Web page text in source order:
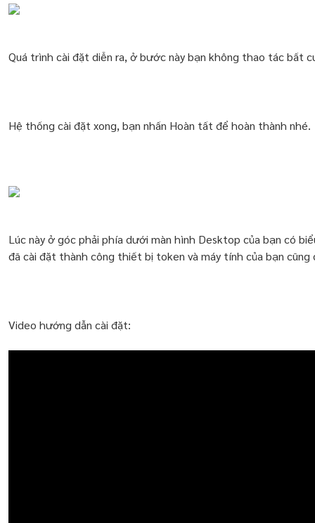
Quá trình cài đặt diễn ra, ở bước này bạn không thao tác bất
Hệ thống cài đặt xong, bạn nhấn Hoàn tất để hoàn thành nhé.
Lúc này ở góc phải phía dưới màn hình Desktop của bạn có
đã cài đặt thành công thiết bị token và máy tính của bạn
Video hướng dẫn cài đặt: